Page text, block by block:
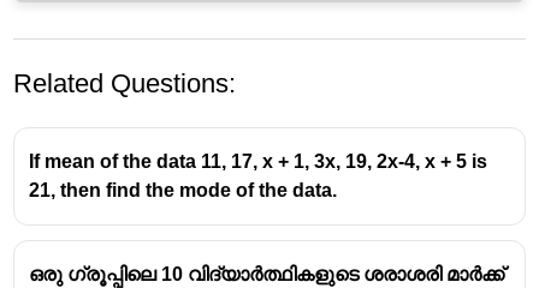
Related Questions:
If mean of the data 11, 17, x + 1, 3x, 19, 2x-4, x + 5 is
21, then find the mode of the data.
ഒരു ഗ്രൂപ്പിലെ 10 വിദ്യാർത്ഥികളുടെ ശരാശരി മാർക്ക്